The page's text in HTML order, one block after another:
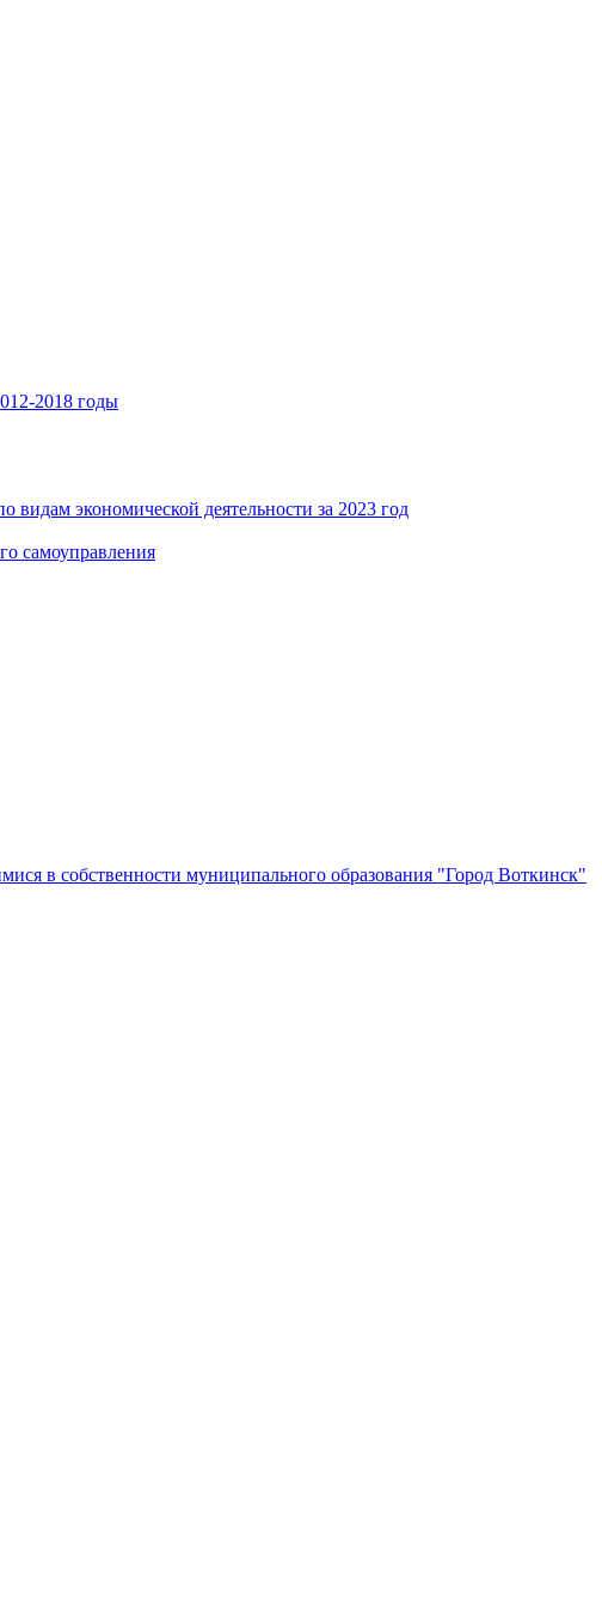
2018 годы
экономической деятельности за 2023 год
самоуправления
в собственности муниципального образования "Город Воткинск"